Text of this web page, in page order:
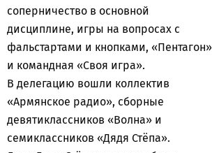
соперничество в основной
дисциплине, игры на вопросах с
фальстартами и кнопками, «Пентагон»
и командная «Своя игра».
В делегацию вошли коллектив
«Армянское радио», сборные
девятиклассников «Волна» и
семиклассников «Дядя Стёпа».